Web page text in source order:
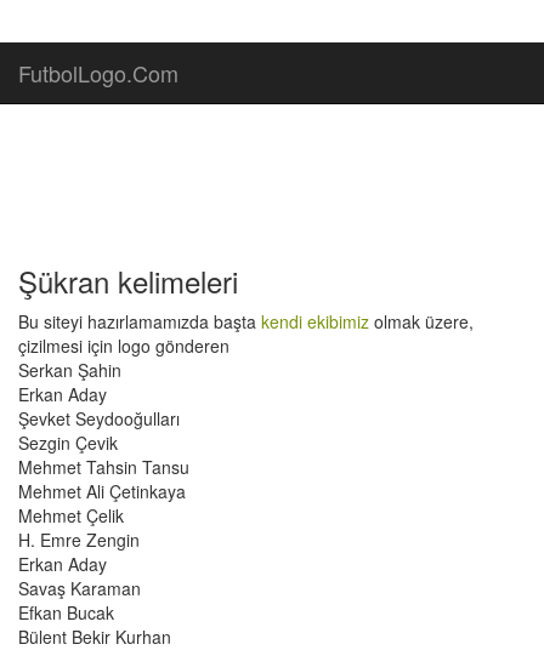
FutbolLogo.Com
Şükran kelimeleri
Bu siteyi hazırlamamızda başta kendi ekibimiz olmak üzere,
çizilmesi için logo gönderen
Serkan Şahin
Erkan Aday
Şevket Seydooğulları
Sezgin Çevik
Mehmet Tahsin Tansu
Mehmet Ali Çetinkaya
Mehmet Çelik
H. Emre Zengin
Erkan Aday
Savaş Karaman
Efkan Bucak
Bülent Bekir Kurhan